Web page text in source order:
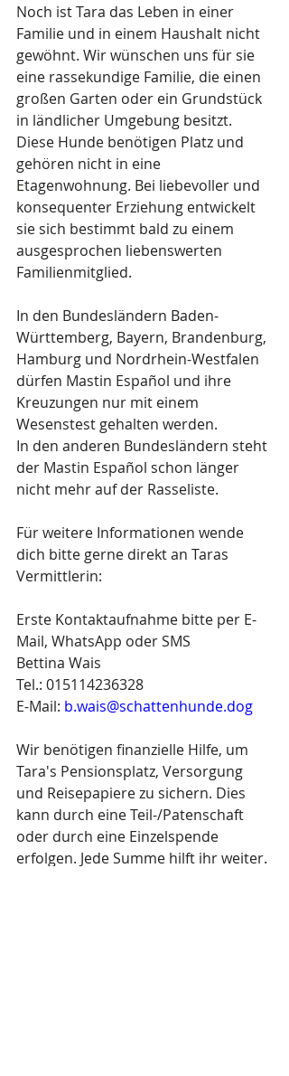
Noch ist Tara das Leben in einer
Familie und in einem Haushalt nicht
gewöhnt. Wir wünschen uns für sie
eine rassekundige Familie, die einen
großen Garten oder ein Grundstück
in ländlicher Umgebung besitzt.
Diese Hunde benötigen Platz und
gehören nicht in eine
Etagenwohnung. Bei liebevoller und
konsequenter Erziehung entwickelt
sie sich bestimmt bald zu einem
ausgesprochen liebenswerten
Familienmitglied.
In den Bundesländern Baden-
Württemberg, Bayern, Brandenburg,
Hamburg und Nordrhein-Westfalen
dürfen Mastin Español und ihre
Kreuzungen nur mit einem
Wesenstest gehalten werden.
In den anderen Bundesländern steht
der Mastin Español schon länger
nicht mehr auf der Rasseliste.
Für weitere Informationen wende
dich bitte gerne direkt an Taras
Vermittlerin:
Erste Kontaktaufnahme bitte per E-
Mail, WhatsApp oder SMS
Bettina Wais
Tel.: 015114236328
E-Mail: b.wais@schattenhunde.dog
Wir benötigen finanzielle Hilfe, um
Tara's Pensionsplatz, Versorgung
und Reisepapiere zu sichern. Dies
kann durch eine Teil-/Patenschaft
oder durch eine Einzelspende
erfolgen. Jede Summe hilft ihr weiter.